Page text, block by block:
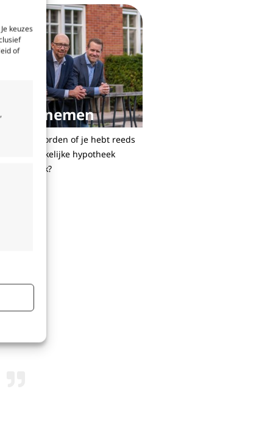
keuzes
of
opnemen
geworden of je hebt reeds
oorspronkelijke hypotheek
in ze werk?